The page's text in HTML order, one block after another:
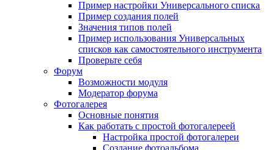
Пример настройки Универсального списка
Пример создания полей
Значения типов полей
Пример использования Универсальных
списков как самостоятельного инструмента
Проверьте себя
Форум
Возможности модуля
Модератор форума
Фотогалерея
Основные понятия
Как работать с простой фотогалереей
Настройка простой фотогалереи
Создание фотоальбома